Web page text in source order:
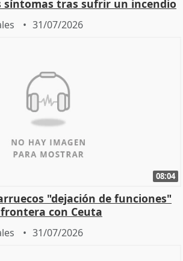
síntomas tras sufrir un incendio
31/07/2026
08:04
"dejación de funciones"
con Ceuta
31/07/2026